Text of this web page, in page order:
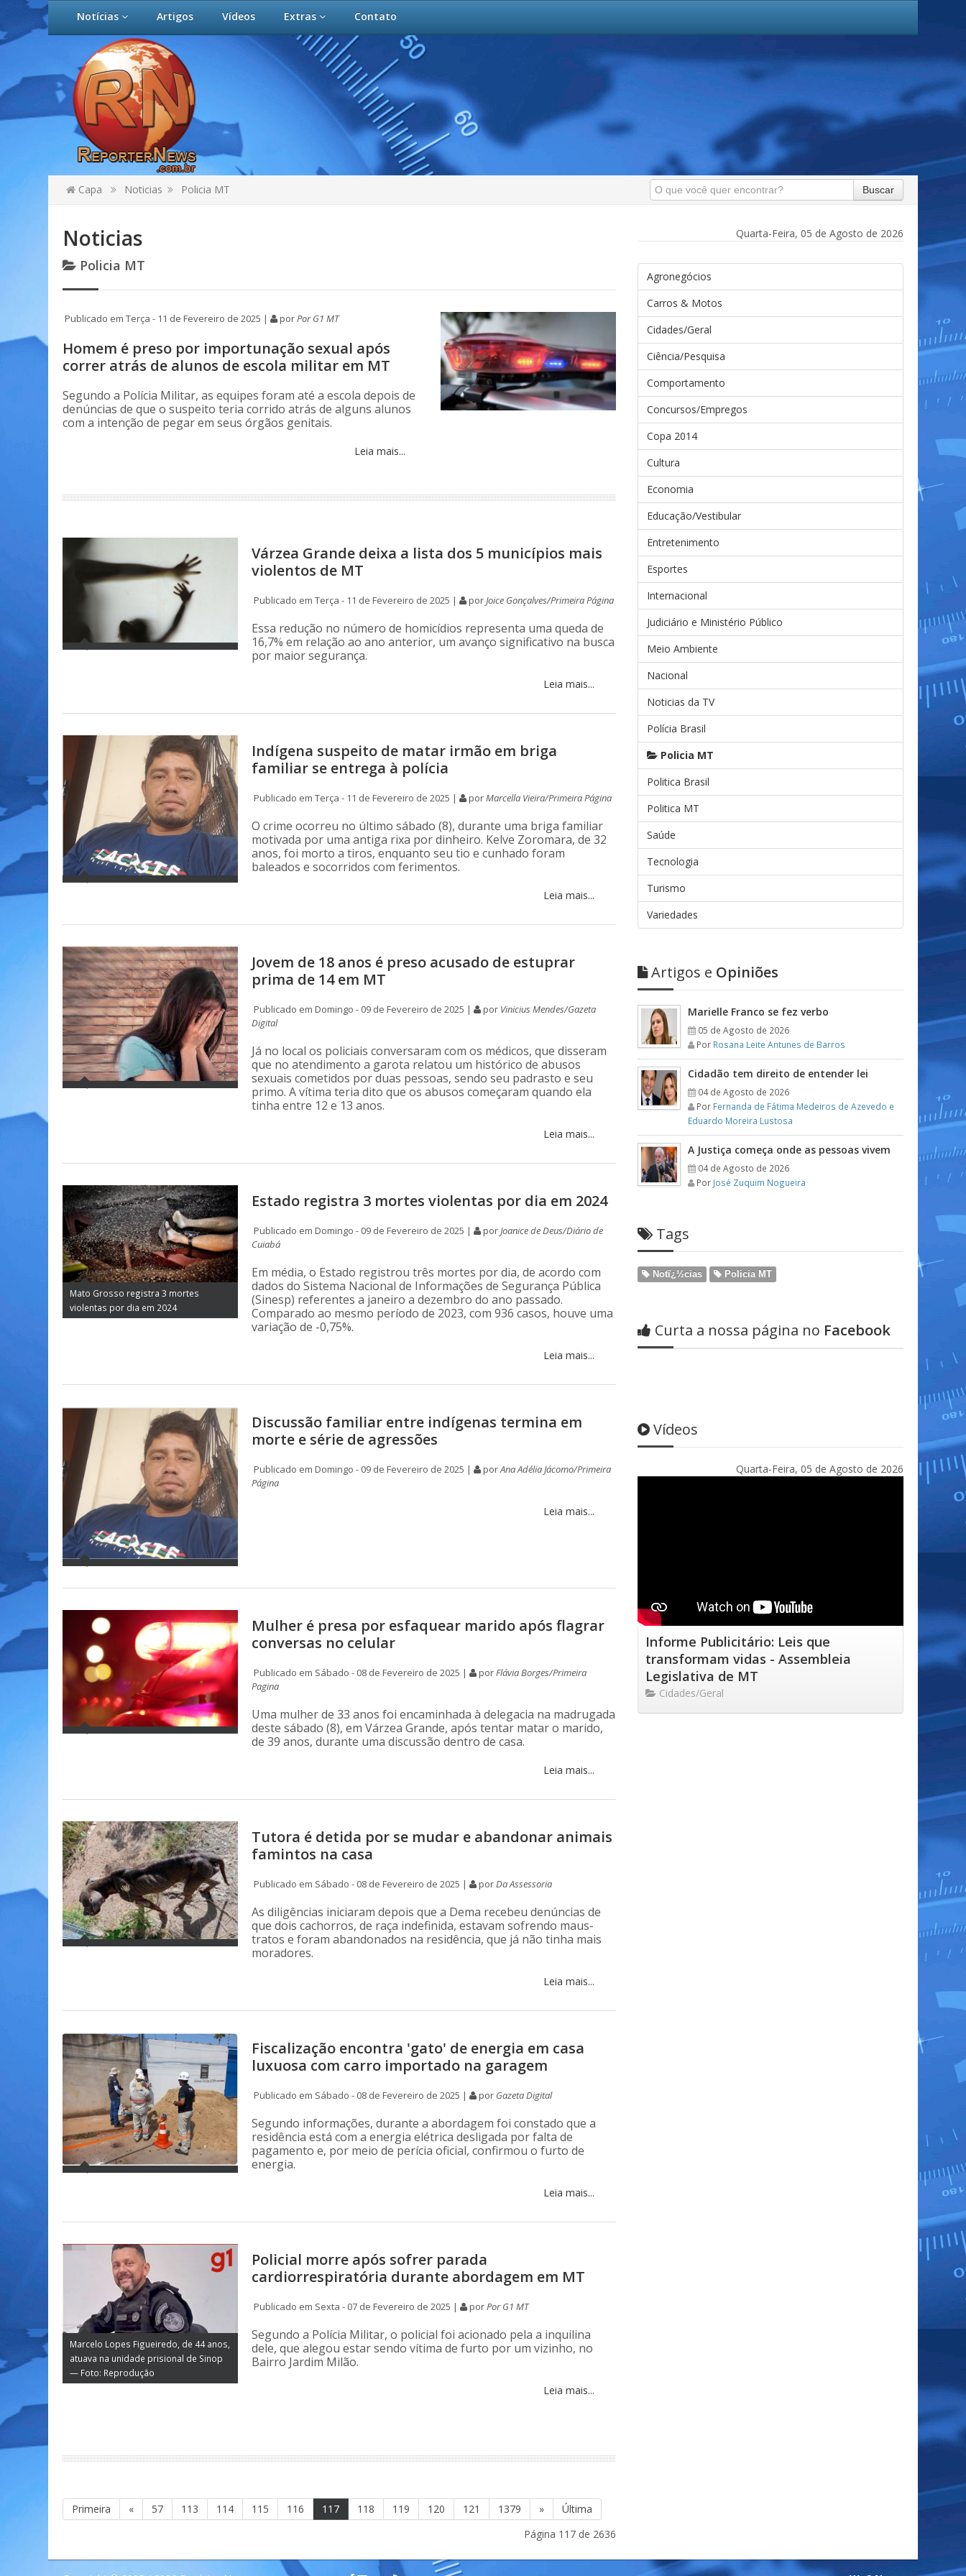
Notícias Artigos Vídeos Extras Contato
Capa Noticias Policia MT Buscar
Noticias
Policia MT
Publicado em Terça - 11 de Fevereiro de 2025 | porPor G1 MT
Homem é preso por importunação sexual após
correr atrás de alunos de escola militar em MT
Segundo a Polícia Militar, as equipes foram até a escola depois de
denúncias de que o suspeito teria corrido atrás de alguns alunos
com a intenção de pegar em seus órgãos genitais.
Leia mais...
Várzea Grande deixa a lista dos 5 municípios mais
violentos de MT
Publicado em Terça - 11 de Fevereiro de 2025 | porJoice Gonçalves/Primeira Página
Essa redução no número de homicídios representa uma queda de
16,7% em relação ao ano anterior, um avanço significativo na busca
por maior segurança.
Leia mais...
Indígena suspeito de matar irmão em briga
familiar se entrega à polícia
Publicado em Terça - 11 de Fevereiro de 2025 | porMarcella Vieira/Primeira Página
O crime ocorreu no último sábado (8), durante uma briga familiar
motivada por uma antiga rixa por dinheiro. Kelve Zoromara, de 32
anos, foi morto a tiros, enquanto seu tio e cunhado foram
baleados e socorridos com ferimentos.
Leia mais...
Jovem de 18 anos é preso acusado de estuprar
prima de 14 em MT
Publicado em Domingo - 09 de Fevereiro de 2025 | por Vinicius Mendes/Gazeta
Digital
Já no local os policiais conversaram com os médicos, que disseram
que no atendimento a garota relatou um histórico de abusos
sexuais cometidos por duas pessoas, sendo seu padrasto e seu
primo. A vítima teria dito que os abusos começaram quando ela
tinha entre 12 e 13 anos.
Leia mais...
Mato Grosso registra 3 mortes
violentas por dia em 2024
Estado registra 3 mortes violentas por dia em 2024
Publicado em Domingo - 09 de Fevereiro de 2025 | porJoanice de Deus/Diário de
Cuiabá
Em média, o Estado registrou três mortes por dia, de acordo com
dados do Sistema Nacional de Informações de Segurança Pública
(Sinesp) referentes a janeiro a dezembro do ano passado.
Comparado ao mesmo período de 2023, com 936 casos, houve uma
variação de -0,75%.
Leia mais...
Discussão familiar entre indígenas termina em
morte e série de agressões
Publicado em Domingo - 09 de Fevereiro de 2025 | porAna Adélia Jácomo/Primeira
Página
Leia mais...
Mulher é presa por esfaquear marido após flagrar
conversas no celular
Publicado em Sábado - 08 de Fevereiro de 2025 | por Flávia Borges/Primeira
Pagina
Uma mulher de 33 anos foi encaminhada à delegacia na madrugada
deste sábado (8), em Várzea Grande, após tentar matar o marido,
de 39 anos, durante uma discussão dentro de casa.
Leia mais...
Tutora é detida por se mudar e abandonar animais
famintos na casa
Publicado em Sábado - 08 de Fevereiro de 2025 | por Da Assessoria
As diligências iniciaram depois que a Dema recebeu denúncias de
que dois cachorros, de raça indefinida, estavam sofrendo maus-
tratos e foram abandonados na residência, que já não tinha mais
moradores.
Leia mais...
Fiscalização encontra 'gato' de energia em casa
luxuosa com carro importado na garagem
Publicado em Sábado - 08 de Fevereiro de 2025 | por Gazeta Digital
Segundo informações, durante a abordagem foi constado que a
residência está com a energia elétrica desligada por falta de
pagamento e, por meio de perícia oficial, confirmou o furto de
energia.
Leia mais...
Marcelo Lopes Figueiredo, de 44 anos,
atuava na unidade prisional de Sinop
— Foto: Reprodução
Policial morre após sofrer parada
cardiorrespiratória durante abordagem em MT
Publicado em Sexta - 07 de Fevereiro de 2025 | por Por G1 MT
Segundo a Polícia Militar, o policial foi acionado pela a inquilina
dele, que alegou estar sendo vítima de furto por um vizinho, no
Bairro Jardim Milão.
Leia mais...
Primeira « 57 113 114 115 116 117 118 119 120 121 1379 »
Última
Página 117 de 2636
Quarta-Feira, 05 de Agosto de 2026
Agronegócios
Carros & Motos
Cidades/Geral
Ciência/Pesquisa
Comportamento
Concursos/Empregos
Copa 2014
Cultura
Economia
Educação/Vestibular
Entretenimento
Esportes
Internacional
Judiciário e Ministério Público
Meio Ambiente
Nacional
Noticias da TV
Polícia Brasil
Policia MT
Politica Brasil
Politica MT
Saúde
Tecnologia
Turismo
Variedades
Artigos e Opiniões
Marielle Franco se fez verbo
05 de Agosto de 2026
Por Rosana Leite Antunes de Barros
Cidadão tem direito de entender lei
04 de Agosto de 2026
Por Fernanda de Fátima Medeiros de Azevedo e
Eduardo Moreira Lustosa
A Justiça começa onde as pessoas vivem
04 de Agosto de 2026
Por José Zuquim Nogueira
Tags
Notï¿½cias Policia MT
Curta a nossa página no Facebook
Vídeos
Quarta-Feira, 05 de Agosto de 2026
Informe Publicitário: Leis que
transformam vidas - Assembleia
Legislativa de MT
Cidades/Geral